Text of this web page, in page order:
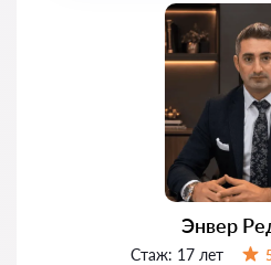
Энвер
Стаж: 17 лет